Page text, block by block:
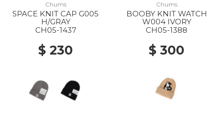
Chums
SPACE KNIT CAP G005
H/GRAY
CH05-1437
$ 230
Chums
BOOBY KNIT WATCH
W004 IVORY
CH05-1388
$ 300